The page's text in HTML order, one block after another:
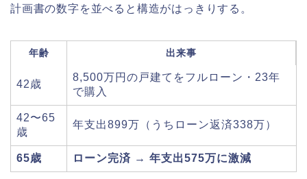
計画書の数字を並べると構造がはっきりする。
年齢 出来事
42歳
8,500万円の戸建てをフルローン・23年
で購入
42〜65
歳
年支出899万（うちローン返済338万）
65歳 ローン完済 → 年支出575万に激減